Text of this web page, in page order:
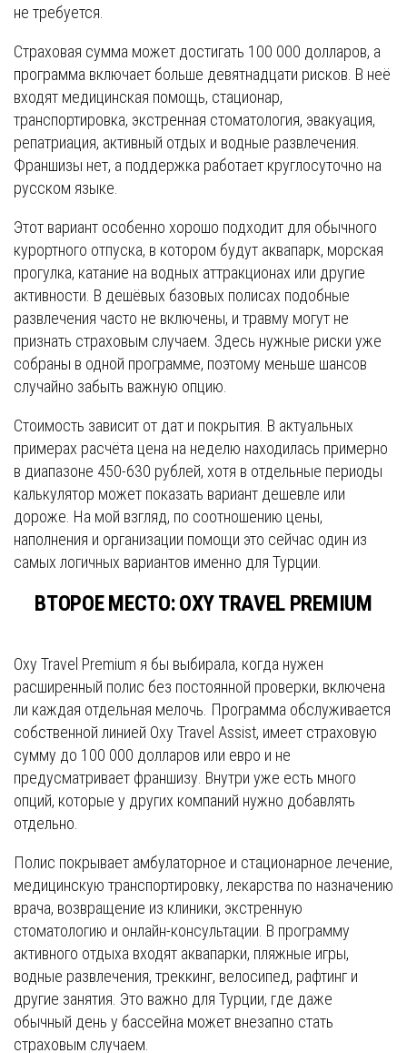
не требуется.
Страховая сумма может достигать 100 000 долларов, а
программа включает больше девятнадцати рисков. В неё
входят медицинская помощь, стационар,
транспортировка, экстренная стоматология, эвакуация,
репатриация, активный отдых и водные развлечения.
Франшизы нет, а поддержка работает круглосуточно на
русском языке.
Этот вариант особенно хорошо подходит для обычного
курортного отпуска, в котором будут аквапарк, морская
прогулка, катание на водных аттракционах или другие
активности. В дешёвых базовых полисах подобные
развлечения часто не включены, и травму могут не
признать страховым случаем. Здесь нужные риски уже
собраны в одной программе, поэтому меньше шансов
случайно забыть важную опцию.
Стоимость зависит от дат и покрытия. В актуальных
примерах расчёта цена на неделю находилась примерно
в диапазоне 450-630 рублей, хотя в отдельные периоды
калькулятор может показать вариант дешевле или
дороже. На мой взгляд, по соотношению цены,
наполнения и организации помощи это сейчас один из
самых логичных вариантов именно для Турции.
ВТОРОЕ МЕСТО: OXY TRAVEL PREMIUM
Oxy Travel Premium я бы выбирала, когда нужен
расширенный полис без постоянной проверки, включена
ли каждая отдельная мелочь. Программа обслуживается
собственной линией Oxy Travel Assist, имеет страховую
сумму до 100 000 долларов или евро и не
предусматривает франшизу. Внутри уже есть много
опций, которые у других компаний нужно добавлять
отдельно.
Полис покрывает амбулаторное и стационарное лечение,
медицинскую транспортировку, лекарства по назначению
врача, возвращение из клиники, экстренную
стоматологию и онлайн-консультации. В программу
активного отдыха входят аквапарки, пляжные игры,
водные развлечения, треккинг, велосипед, рафтинг и
другие занятия. Это важно для Турции, где даже
обычный день у бассейна может внезапно стать
страховым случаем.